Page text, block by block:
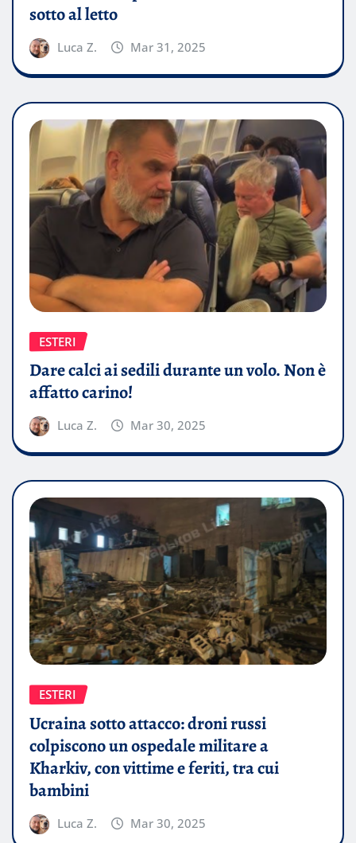
sotto al letto
Luca Z. Mar 31, 2025
ESTERI
Dare calci ai sedili durante un volo. Non è
affatto carino!
Luca Z. Mar 30, 2025
ESTERI
Ucraina sotto attacco: droni russi
colpiscono un ospedale militare a
Kharkiv, con vittime e feriti, tra cui
bambini
Luca Z. Mar 30, 2025